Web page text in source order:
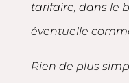
tarifaire, dans le
éventuelle
Rien de plus